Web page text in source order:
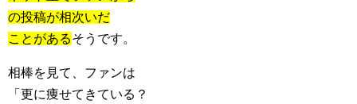
の投稿が相次いだ
ことがあるそうです。
相棒を見て、ファンは
「更に痩せてきている？